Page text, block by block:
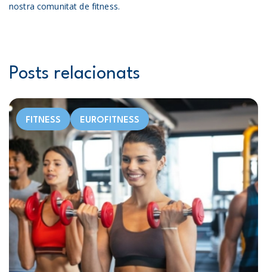
nostra comunitat de fitness.
Posts relacionats
FITNESS EUROFITNESS